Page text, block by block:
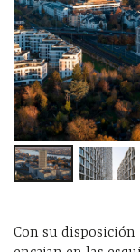
Con su